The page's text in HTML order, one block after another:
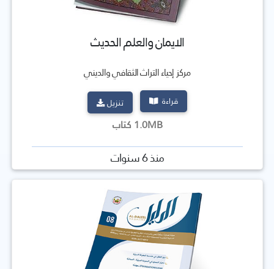
الايمان والعلم الحديث
مركز إحياء التراث الثقافي والديني
قراءة تنزيل
1.0MB كتاب
منذ 6 سنوات